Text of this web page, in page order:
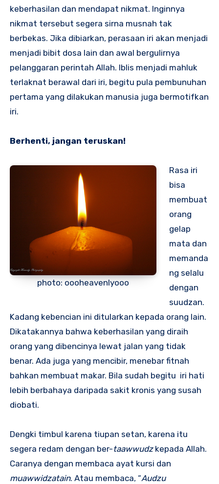
keberhasilan dan mendapat nikmat. Inginnya
nikmat tersebut segera sirna musnah tak
berbekas. Jika dibiarkan, perasaan iri akan menjadi
menjadi bibit dosa lain dan awal bergulirnya
pelanggaran perintah Allah. Iblis menjadi mahluk
terlaknat berawal dari iri, begitu pula pembunuhan
pertama yang dilakukan manusia juga bermotifkan
iri.
Berhenti, jangan teruskan!
photo: oooheavenlyooo
Rasa iri
bisa
membuat
orang
gelap
mata dan
memanda
ng selalu
dengan
suudzan.
Kadang kebencian ini ditularkan kepada orang lain.
Dikatakannya bahwa keberhasilan yang diraih
orang yang dibencinya lewat jalan yang tidak
benar. Ada juga yang mencibir, menebar fitnah
bahkan membuat makar. Bila sudah begitu iri hati
lebih berbahaya daripada sakit kronis yang susah
diobati.
Dengki timbul karena tiupan setan, karena itu
segera redam dengan ber-taawwudz kepada Allah.
Caranya dengan membaca ayat kursi dan
muawwidzatain. Atau membaca, “Audzu